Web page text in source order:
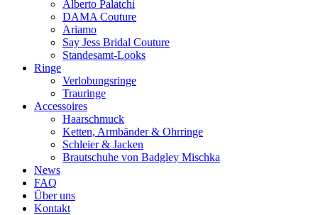
Alberto Palatchi
DAMA Couture
Ariamo
Say Jess Bridal Couture
Standesamt-Looks
Ringe
Verlobungsringe
Trauringe
Accessoires
Haarschmuck
Ketten, Armbänder & Ohrringe
Schleier & Jacken
Brautschuhe von Badgley Mischka
News
FAQ
Über uns
Kontakt